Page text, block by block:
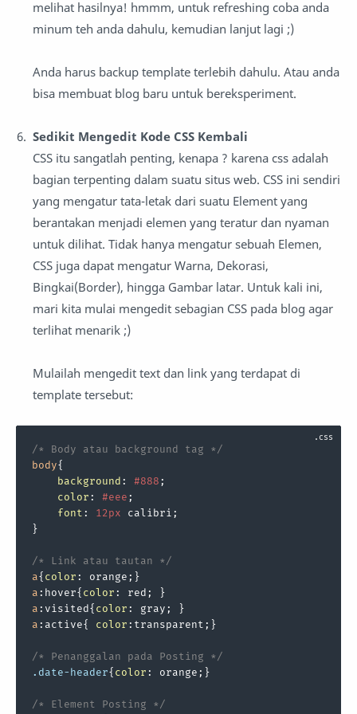
melihat hasilnya! hmmm, untuk refreshing coba anda
minum teh anda dahulu, kemudian lanjut lagi ;)
Anda harus backup template terlebih dahulu. Atau anda
bisa membuat blog baru untuk bereksperiment.
Sedikit Mengedit Kode CSS Kembali
CSS itu sangatlah penting, kenapa ? karena css adalah
bagian terpenting dalam suatu situs web. CSS ini sendiri
yang mengatur tata-letak dari suatu Element yang
berantakan menjadi elemen yang teratur dan nyaman
untuk dilihat. Tidak hanya mengatur sebuah Elemen,
CSS juga dapat mengatur Warna, Dekorasi,
Bingkai(Border), hingga Gambar latar. Untuk kali ini,
mari kita mulai mengedit sebagian CSS pada blog agar
terlihat menarik ;)
Mulailah mengedit text dan link yang terdapat di
template tersebut:
/* Body atau background tag */
body{
background : #888 ;
color : #eee ;
font : 12px calibri;
}
/* Link atau tautan */
a{ color
a :hover{ color
a :visited{ color
a :active{ color :transparent;}
/* Penanggalan pada Posting */
.date-header{ color : orange;}
/* Element Posting */